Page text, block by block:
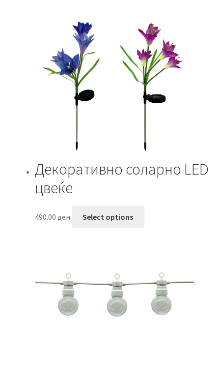
Декоративно соларно LED
цвеќе
490.00 ден Select options
options
may
be